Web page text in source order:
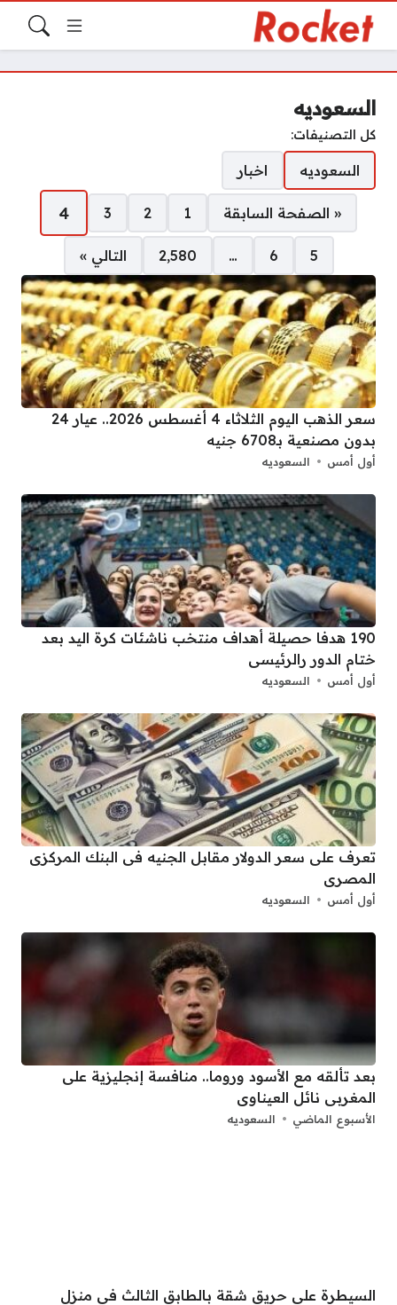
السعوديه
كل التصنيفات:
اخبار
السعوديه
صفحات:
« الصفحة السابقة 1
2
3
4
5
6
… 2٬580 التالي »
سعر الذهب اليوم الثلاثاء 4 أغسطس 2026.. عيار 24
بدون مصنعية بـ6708 جنيه
أول أمس السعوديه
190 هدفا حصيلة أهداف منتخب ناشئات كرة اليد بعد
ختام الدور رالرئيسى
أول أمس السعوديه
تعرف على سعر الدولار مقابل الجنيه فى البنك المركزى
المصرى
أول أمس السعوديه
بعد تألقه مع الأسود وروما.. منافسة إنجليزية على
المغربى نائل العيناوى
الأسبوع الماضي السعوديه
السيطرة على حريق شقة بالطابق الثالث فى منزل